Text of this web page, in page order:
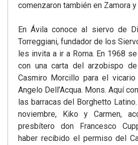
comenzaron también en Zamora
En Ávila conoce al siervo de
Torreggiani, fundador de los
les invita a ir a Roma. En 1968
con una carta del arzobispo
Casmiro Morcillo para el vicario
Angelo Dell’Acqua. Mons. Aquí
las barracas del Borghetto
noviembre, Kiko y Carmen,
presbítero don Francesco
haber recibido el permiso del